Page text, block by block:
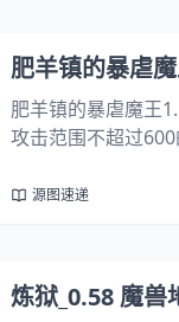
肥羊镇的暴虐
肥羊镇的暴虐魔王
攻击范围不超过
值提高：585 &g...
源图速递
炼狱_0.58 魔兽